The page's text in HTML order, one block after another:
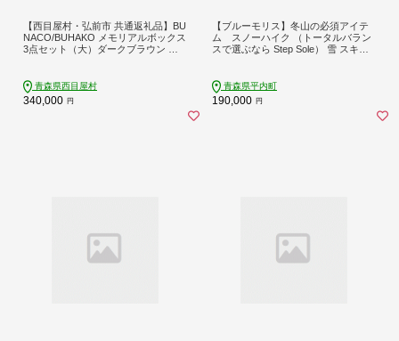
【西目屋村・弘前市 共通返礼品】BU
NACO/BUHAKO メモリアルボックス
3点セット（大）ダークブラウン ペ
青森県西目屋村
340,000 円
【ブルーモリス】冬山の必須アイテ
ム スノーハイク （トータルバラン
スで選ぶなら Step Sole） 雪 スキー
青森県平内町
190,000 円